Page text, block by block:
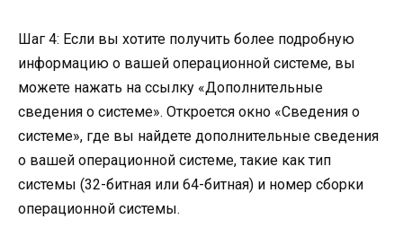
Шаг 4: Если вы хотите получить более подробную
информацию о вашей операционной системе, вы
можете нажать на ссылку «Дополнительные
сведения о системе». Откроется окно «Сведения о
системе», где вы найдете дополнительные сведения
о вашей операционной системе, такие как тип
системы (32-битная или 64-битная) и номер сборки
операционной системы.